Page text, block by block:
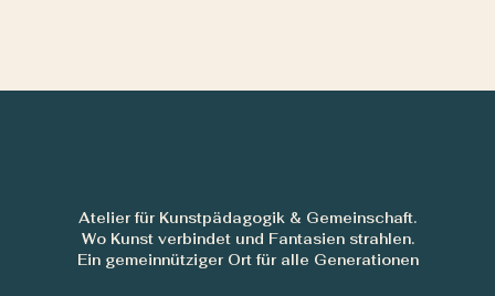
Atelier für Kunstpädagogik & Gemeinschaft.
Wo Kunst verbindet und Fantasien strahlen.
Ein gemeinnütziger Ort für alle Generationen